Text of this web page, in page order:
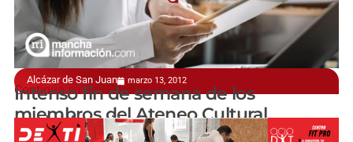
Alcázar de San Juan marzo 13, 2012
Continúa su actividad
Intenso fin de semana de los
miembros del Ateneo Cultural
manchainformacion.com